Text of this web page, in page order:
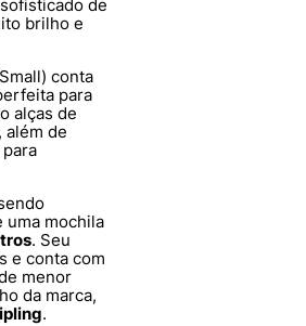
de
brilho e
conta
para
alças de
além de
uma mochila
. Seu
e conta com
menor
da marca,
.